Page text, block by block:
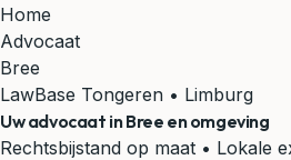
Home
Advocaat
Bree
LawBase Tongeren • Limburg
Uw advocaat inBree en omgeving
Rechtsbijstand op maat • Lokale